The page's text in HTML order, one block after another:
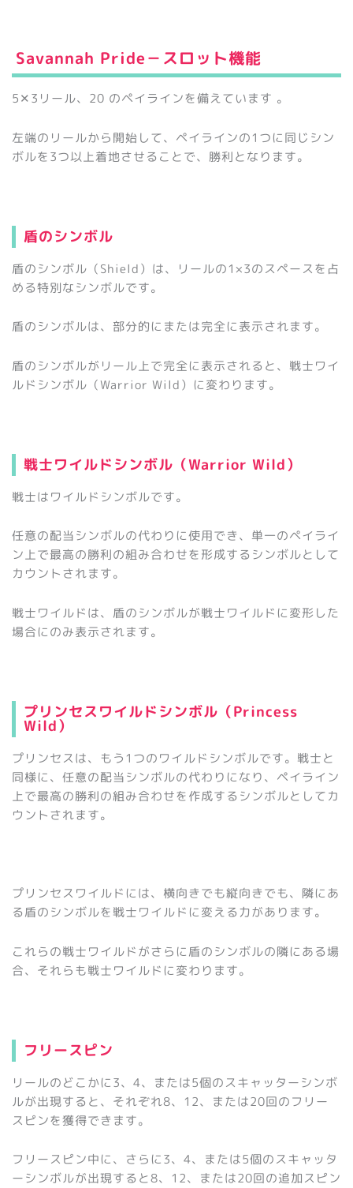
Savannah Pride－スロット機能
5✕3リール、20 のペイラインを備えています 。
左端のリールから開始して、ペイラインの1つに同じシン
ボルを3つ以上着地させることで、勝利となります。
盾のシンボル
盾のシンボル（Shield）は、リールの1×3のスペースを占
める特別なシンボルです。
盾のシンボルは、部分的にまたは完全に表示されます。
盾のシンボルがリール上で完全に表示されると、戦士ワイ
ルドシンボル（Warrior Wild）に変わります。
戦士ワイルドシンボル（Warrior Wild）
戦士はワイルドシンボルです。
任意の配当シンボルの代わりに使用でき、単一のペイライ
ン上で最高の勝利の組み合わせを形成するシンボルとして
カウントされます。
戦士ワイルドは、盾のシンボルが戦士ワイルドに変形した
場合にのみ表示されます。
プリンセスワイルドシンボル（Princess
Wild）
プリンセスは、もう1つのワイルドシンボルです。戦士と
同様に、任意の配当シンボルの代わりになり、ペイライン
上で最高の勝利の組み合わせを作成するシンボルとしてカ
ウントされます。
プリンセスワイルドには、横向きでも縦向きでも、隣にあ
る盾のシンボルを戦士ワイルドに変える力があります。
これらの戦士ワイルドがさらに盾のシンボルの隣にある場
合、それらも戦士ワイルドに変わります。
フリースピン
リールのどこかに3、4、または5個のスキャッターシンボ
ルが出現すると、それぞれ8、12、または20回のフリー
スピンを獲得できます。
フリースピン中に、さらに3、4、または5個のスキャッタ
ーシンボルが出現すると8、12、または20回の追加スピン